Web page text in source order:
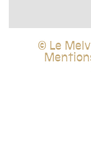
© Le